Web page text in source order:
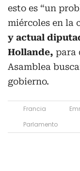
esto es “un
miércoles en la
y actual
Hollande, para
Asamblea
gobierno.
Francia
Parlamento